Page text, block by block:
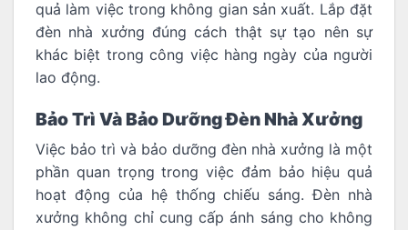
quả làm việc trong không gian sản xuất. Lắp đặt
đèn nhà xưởng đúng cách thật sự tạo nên sự
khác biệt trong công việc hàng ngày của người
lao động.
Bảo Trì Và Bảo Dưỡng Đèn Nhà Xưởng
Việc bảo trì và bảo dưỡng đèn nhà xưởng là một
phần quan trọng trong việc đảm bảo hiệu quả
hoạt động của hệ thống chiếu sáng. Đèn nhà
xưởng không chỉ cung cấp ánh sáng cho không